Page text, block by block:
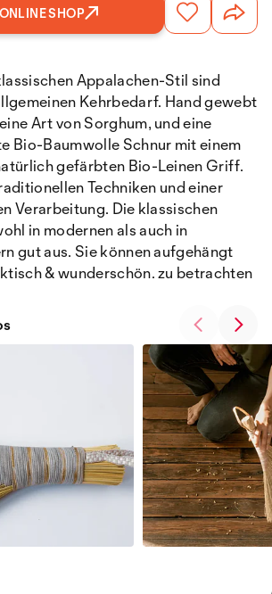
SHOP
Appalachen-Stil sind
Kehrbedarf. Hand gewebt
Art von Sorghum, und eine
Bio-Baumwolle Schnur mit einem
gefärbten Bio-Leinen Griff.
Techniken und einer
Verarbeitung. Die klassischen
in modernen als auch in
gut aus. Sie können aufgehängt
& wunderschön. zu betrachten